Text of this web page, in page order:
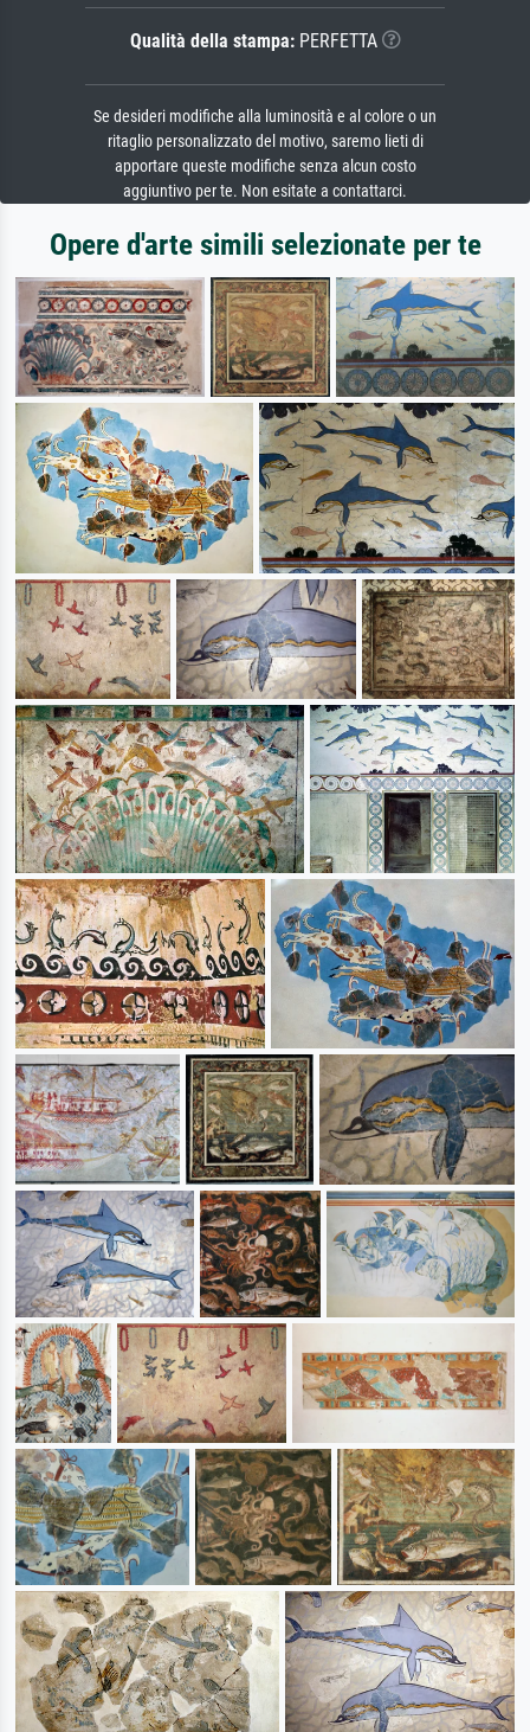
Qualità della stampa:PERFETTA
Se desideri modifiche alla luminosità e al colore o un
ritaglio personalizzato del motivo, saremo lieti di
apportare queste modifiche senza alcun costo
aggiuntivo per te. Non esitate a contattarci.
Opere d'arte simili selezionate per te